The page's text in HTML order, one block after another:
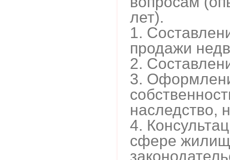
лет).
1.
продажи
2.
3.
наследство,
4.
сфере